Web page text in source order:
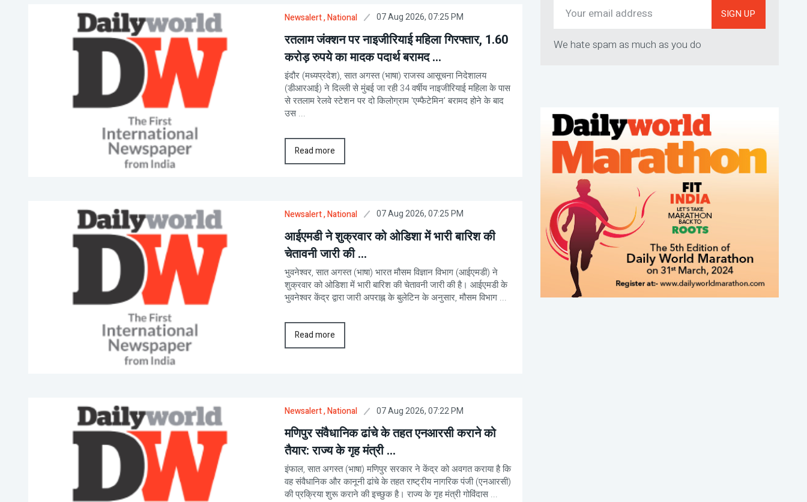
Newsalert, National 07 Aug 2026, 07:25 PM
रतलाम जंक्शन पर नाइजीरियाई महिला गिरफ्तार, 1.60
करोड़ रुपये का मादक पदार्थ बरामद ...
इंदौर (मध्यप्रदेश), सात अगस्त (भाषा) राजस्व आसूचना निदेशालय
(डीआरआई) ने दिल्ली से मुंबई जा रही 34 वर्षीय नाइजीरियाई महिला के पास
से रतलाम रेलवे स्टेशन पर दो किलोग्राम 'एम्फैटेमिन' बरामद होने के बाद
उस ...
Read more
Newsalert, National 07 Aug 2026, 07:25 PM
आईएमडी ने शुक्रवार को ओडिशा में भारी बारिश की
चेतावनी जारी की ...
भुवनेश्वर, सात अगस्त (भाषा) भारत मौसम विज्ञान विभाग (आईएमडी) ने
शुक्रवार को ओडिशा में भारी बारिश की चेतावनी जारी की है। आईएमडी के
भुवनेश्वर केंद्र द्वारा जारी अपराह्न के बुलेटिन के अनुसार, मौसम विभाग ...
Read more
Newsalert, National 07 Aug 2026, 07:22 PM
मणिपुर संवैधानिक ढांचे के तहत एनआरसी कराने को
तैयार: राज्य के गृह मंत्री ...
इंफाल, सात अगस्त (भाषा) मणिपुर सरकार ने केंद्र को अवगत कराया है कि
वह संवैधानिक और कानूनी ढांचे के तहत राष्ट्रीय नागरिक पंजी (एनआरसी)
की प्रक्रिया शुरू कराने की इच्छुक है। राज्य के गृह मंत्री गोविंदास ...
SIGN UP
We hate spam as much as you do